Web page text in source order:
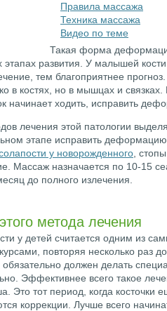
Правила массажа
Техника массажа
Видео по теме
Такая форма
этапах развития. У малышей
тем благоприятнее
в костях, но в мышцах и
начинает ходить, исправить
лечения этой патологии
этапе исправить
у новорожденного ,
Массаж назначается по 10-15
до полного излечения.
метода лечения
у детей считается одним из
повторяя несколько раз
должен делать
Эффективнее всего такое
Это тот период, когда косточки
коррекции. Лучше всего